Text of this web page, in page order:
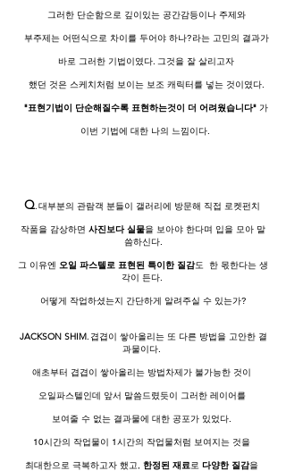
그러한 단순함으로 깊이있는 공간감등이나 주제와
부주제는 어떤식으로 차이를 두어야 하나?라는 고민의 결과가
바로 그러한 기법이였다. 그것을 잘 살리고자
했던 것은 스케치처럼 보이는 보조 캐릭터를 넣는 것이였다.
"표현기법이 단순해질수록 표현하는것이 더 어려웠습니다" 가
이번 기법에 대한 나의 느낌이다.
Q.대부분의 관람객 분들이 갤러리에 방문해 직접 로켓펀치
작품을 감상하면 사진보다 실물을 보아야 한다며 입을 모아 말
씀하신다.
그 이유엔 오일 파스텔로 표현된 특이한 질감도 한 몫한다는 생
각이 든다.
어떻게 작업하셨는지 간단하게 알려주실 수 있는가?
JACKSON SHIM. 겹겹이 쌓아올리는 또 다른 방법을 고안한 결
과물이다.
애초부터 겹겹이 쌓아올리는 방법차제가 불가능한 것이
오일파스텔인데 앞서 말씀드렸듯이 그러한 레이어를
보여줄 수 없는 결과물에 대한 공포가 있었다.
10시간의 작업물이 1시간의 작업물처럼 보여지는 것을
최대한으로 극복하고자 했고, 한정된 재료로 다양한 질감을